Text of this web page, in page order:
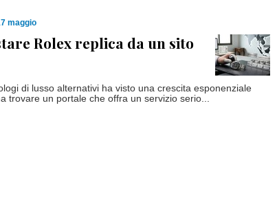
maggio
Rolex replica da un sito
di lusso alternativi ha visto una crescita esponenziale
trovare un portale che offra un servizio serio...